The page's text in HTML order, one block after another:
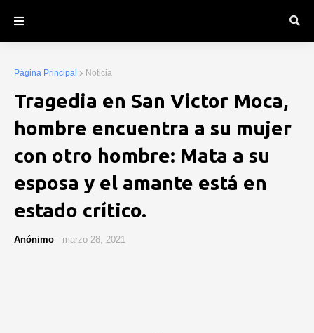
Página Principal Noticia
Tragedia en San Victor Moca,
hombre encuentra a su mujer
con otro hombre: Mata a su
esposa y el amante está en
estado crítico.
Anónimo - marzo 28, 2021